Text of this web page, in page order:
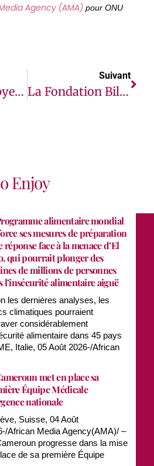
Agency (AMA) pour ONU
Tunisie Et Libye : Des Experts De L’ONU Condamnent L’expulsion Collective De Migrants Soumis À « Un Racisme Brutal »
Suivant
La Fondation Bill & Melinda Gates, L’Agence Suédoise De Coopération Internationale Au Développement Et L’UNICEF Annoncent Une Subvention De 150 Millions De Dollars Pour Soutenir L’accès Aux Vaccins Et Aux Fournitures Médicales Dans Les Pays À Faibles Et Moyens Revenus.
Enjoy
alimentaire mondial
ses mesures de préparation
réponse face à la menace d’El
qui pourrait plonger des
de millions de personnes
l’insécurité alimentaire aiguë
les dernières analyses, les
climatiques pourraient
considérablement
alimentaire dans 45 pays
Italie, 05 Août 2026-/African
met en place sa
Équipe Médicale
nationale
Suisse, 04 Août
African Media Agency(AMA)/ –
progresse dans la mise
de sa première Équipe